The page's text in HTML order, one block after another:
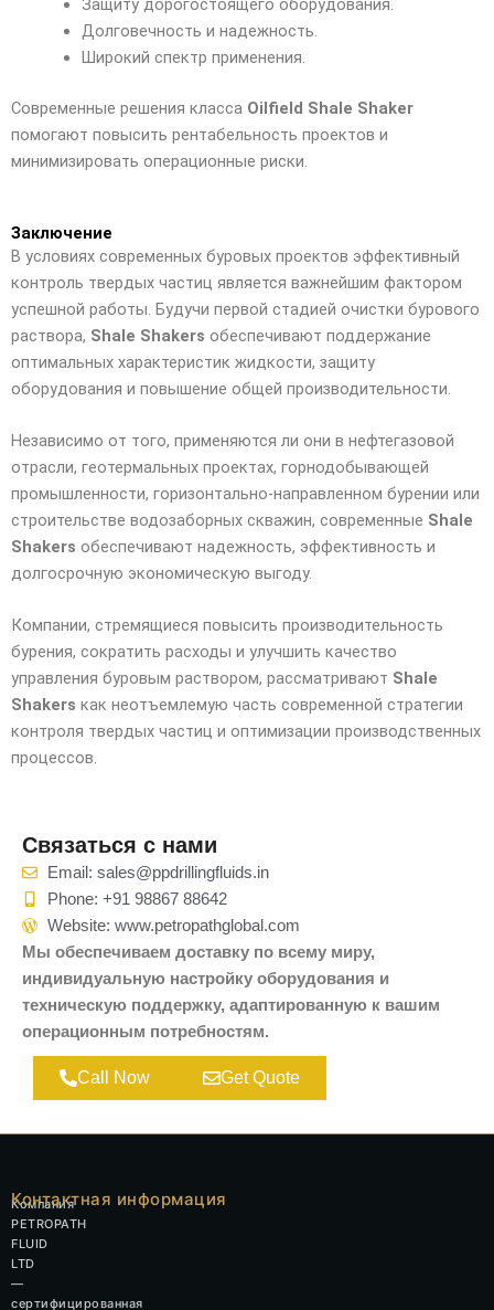
Защиту дорогостоящего оборудования.
Долговечность и надежность.
Широкий спектр применения.
Современные решения класса Oilfield Shale Shaker
помогают повысить рентабельность проектов и
минимизировать операционные риски.
Заключение
В условиях современных буровых проектов эффективный
контроль твердых частиц является важнейшим фактором
успешной работы. Будучи первой стадией очистки бурового
раствора, Shale Shakers обеспечивают поддержание
оптимальных характеристик жидкости, защиту
оборудования и повышение общей производительности.
Независимо от того, применяются ли они в нефтегазовой
отрасли, геотермальных проектах, горнодобывающей
промышленности, горизонтально-направленном бурении или
строительстве водозаборных скважин, современные Shale
Shakers обеспечивают надежность, эффективность и
долгосрочную экономическую выгоду.
Компании, стремящиеся повысить производительность
бурения, сократить расходы и улучшить качество
управления буровым раствором, рассматривают Shale
Shakers как неотъемлемую часть современной стратегии
контроля твердых частиц и оптимизации производственных
процессов.
Связаться с нами
Email: sales@ppdrillingfluids.in
Phone: +91 98867 88642
Website: www.petropathglobal.com
Мы обеспечиваем доставку по всему миру,
индивидуальную настройку оборудования и
техническую поддержку, адаптированную к вашим
операционным потребностям.
Call Now Get Quote
Компания
PETROPATH
FLUID
LTD
—
сертифицированная
Контактная информация